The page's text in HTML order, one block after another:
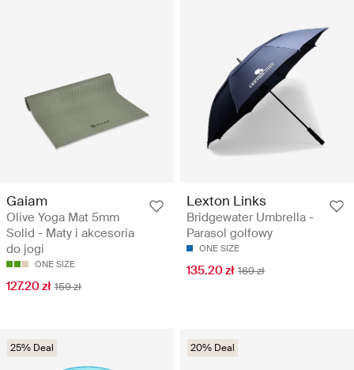
Gaiam
Olive Yoga Mat 5mm
Solid - Maty i akcesoria
do jogi
ONE SIZE
127.20 zł 159 zł
Lexton Links
Bridgewater Umbrella -
Parasol golfowy
ONE SIZE
135.20 zł 169 zł
25% Deal 20% Deal